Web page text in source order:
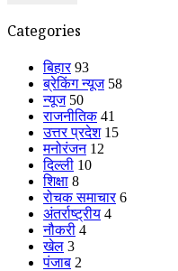
Categories
बिहार 93
ब्रेकिंग न्यूज 58
न्यूज 50
राजनीतिक 41
उत्तर प्रदेश 15
मनोरंजन 12
दिल्ली 10
शिक्षा 8
रोचक समाचार 6
अंतर्राष्ट्रीय 4
नौकरी 4
खेल 3
पंजाब 2